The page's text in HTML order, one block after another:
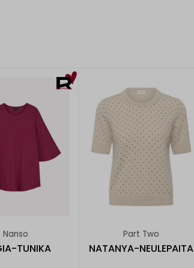
Nanso
TUNIKA
Part Two
NATANYA-NEULEPAITA